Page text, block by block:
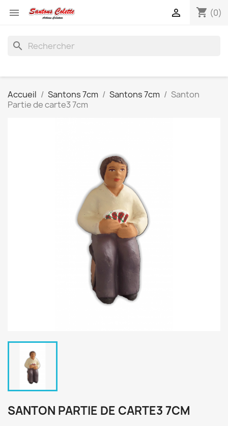
 shopping_cart (0)

search
Accueil Santons 7cm Santons 7cm
Santon
Partie de carte3 7cm
SANTON PARTIE DE CARTE3 7CM